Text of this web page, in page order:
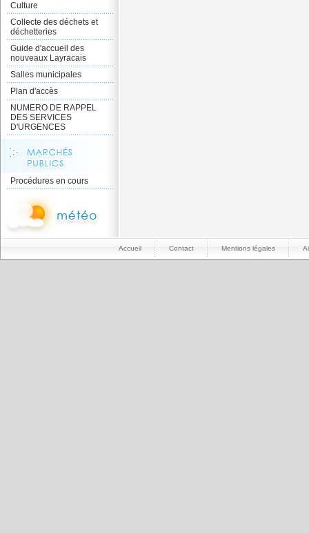
Culture
Collecte des déchets et
déchetteries
Guide d'accueil des
nouveaux Layracais
Salles municipales
Plan d'accès
NUMERO DE RAPPEL
DES SERVICES
D'URGENCES
Procédures en cours
Accueil Contact Mentions légales